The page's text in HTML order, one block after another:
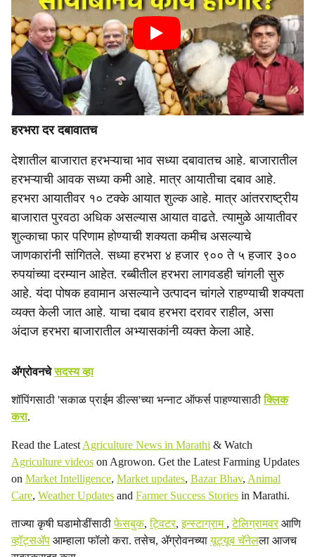
हरभरा दर दबावातच
देशातील बाजारात हरभऱ्याचा भाव सध्या दबावातच आहे. बाजारातील
हरभऱ्याची आवक सध्या कमी आहे. मात्र आयातीचा दबाव आहे.
हरभरा आयातीवर १० टक्के आयात शुल्क आहे. मात्र आंतरराष्ट्रीय
बाजारात पुरवठा अधिक असल्यास आयात वाढते. त्यामुळे आयातीवर
शुल्काचा फार परिणाम होण्याची शक्यता कमीच असल्याचे
जाणकारांनी सांगितले. सध्या हरभरा ४ हजार ९०० ते ५ हजार ३००
रुपयांच्या दरम्यान आहेत. रब्बीतील हरभरा लागवडही चांगली सुरु
आहे. यंदा पोषक हवामान असल्याने उत्पादन चांगले राहण्याची शक्यता
व्यक्त केली जात आहे. याचा दबाव हरभरा दरावर राहील, असा
अंदाज हरभरा बाजारातील अभ्यासकांनी व्यक्त केला आहे.
ॲग्रोवनचेसदस्य व्हा
शॉपिंगसाठी 'सकाळ प्राईम डील्स'च्या भन्नाट ऑफर्स पाहण्यासाठीक्लिक
करा.
Read the Latest Agriculture News in Marathi & Watch
Agriculture videos on Agrowon. Get the Latest Farming Updates
on Market Intelligence, Market updates, Bazar Bhav, Animal
Care, Weather Updates and Farmer Success Stories in Marathi.
ताज्या कृषी घडामोडींसाठीफेसबुक,ट्विटर,इन्स्टाग्राम ,टेलिग्रामवरआणि
व्हॉट्सॲप आम्हाला फॉलो करा. तसेच, ॲग्रोवनच्यायूट्यूब चॅनेलला आजच